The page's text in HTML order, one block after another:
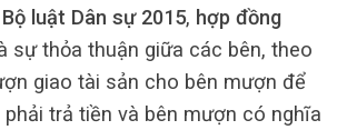
luật Dân sự 2015, hợp đồng
sự thỏa thuận giữa các bên, theo
giao tài sản cho bên mượn để
trả tiền và bên mượn có nghĩa